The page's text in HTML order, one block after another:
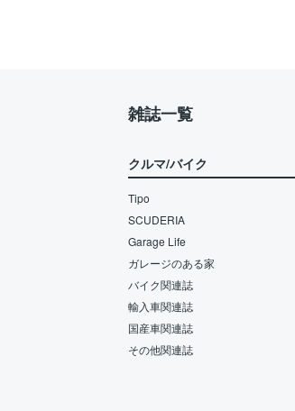
雑誌一覧
クルマ/バイク
Tipo
SCUDERIA
Garage Life
ガレージのある家
バイク関連誌
輸入車関連誌
国産車関連誌
その他関連誌